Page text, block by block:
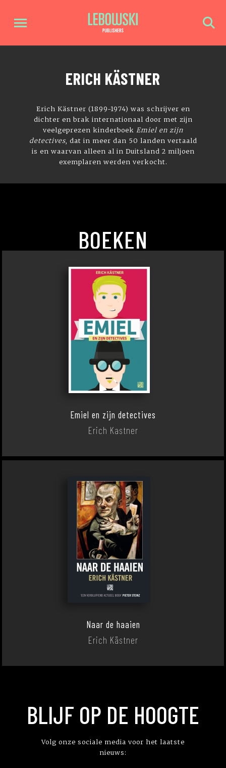
ERICH KÄSTNER
Erich Kästner (1899-1974) was schrijver en
dichter en brak internationaal door met zijn
veelgeprezen kinderboek Emiel en zijn
detectives, dat in meer dan 50 landen vertaald
is en waarvan alleen al in Duitsland 2 miljoen
exemplaren werden verkocht.
BOEKEN
Emiel en zijn detectives
Erich Kastner
Naar de haaien
Erich Kästner
BLIJF OP DE HOOGTE
Volg onze sociale media voor het laatste
nieuws: